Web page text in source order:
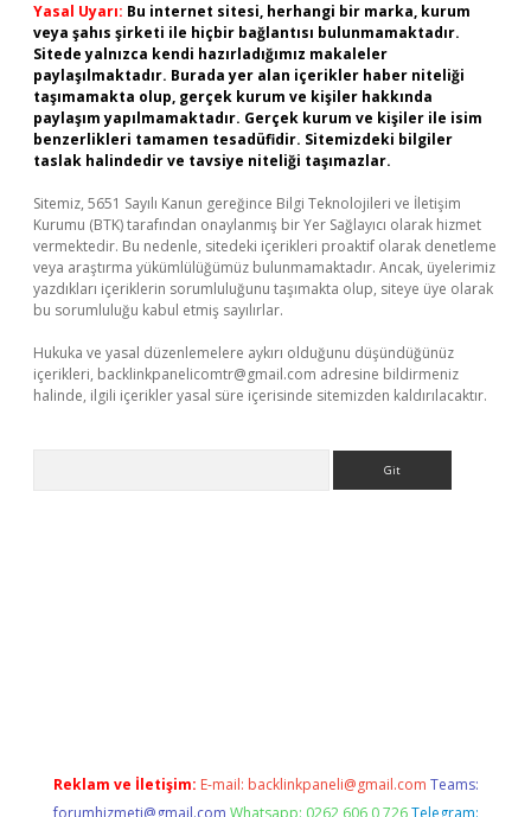
Yasal Uyarı: Bu internet sitesi, herhangi bir marka, kurum
veya şahıs şirketi ile hiçbir bağlantısı bulunmamaktadır.
Sitede yalnızca kendi hazırladığımız makaleler
paylaşılmaktadır. Burada yer alan içerikler haber niteliği
taşımamakta olup, gerçek kurum ve kişiler hakkında
paylaşım yapılmamaktadır. Gerçek kurum ve kişiler ile isim
benzerlikleri tamamen tesadüfidir. Sitemizdeki bilgiler
taslak halindedir ve tavsiye niteliği taşımazlar.
Sitemiz, 5651 Sayılı Kanun gereğince Bilgi Teknolojileri ve İletişim
Kurumu (BTK) tarafından onaylanmış bir Yer Sağlayıcı olarak hizmet
vermektedir. Bu nedenle, sitedeki içerikleri proaktif olarak denetleme
veya araştırma yükümlülüğümüz bulunmamaktadır. Ancak, üyelerimiz
yazdıkları içeriklerin sorumluluğunu taşımakta olup, siteye üye olarak
bu sorumluluğu kabul etmiş sayılırlar.
Hukuka ve yasal düzenlemelere aykırı olduğunu düşündüğünüz
içerikleri, backlinkpanelicomtr@gmail.com adresine bildirmeniz
halinde, ilgili içerikler yasal süre içerisinde sitemizden kaldırılacaktır.
Reklam ve İletişim: E-mail: backlinkpaneli@gmail.com Teams:
forumhizmeti@gmail.com Whatsapp: 0262 606 0 726 Telegram: